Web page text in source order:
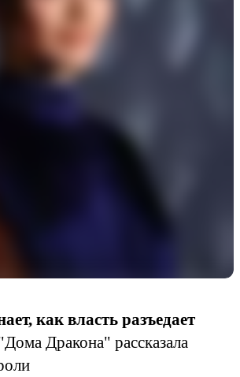
как власть разъедает
Дракона" рассказала